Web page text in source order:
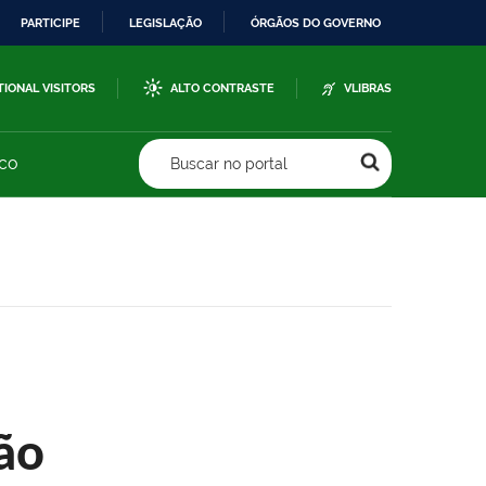
PARTICIPE LEGISLAÇÃO ÓRGÃOS DO GOVERNO
VISITORS ALTO CONTRASTE VLIBRAS
Buscar no portal